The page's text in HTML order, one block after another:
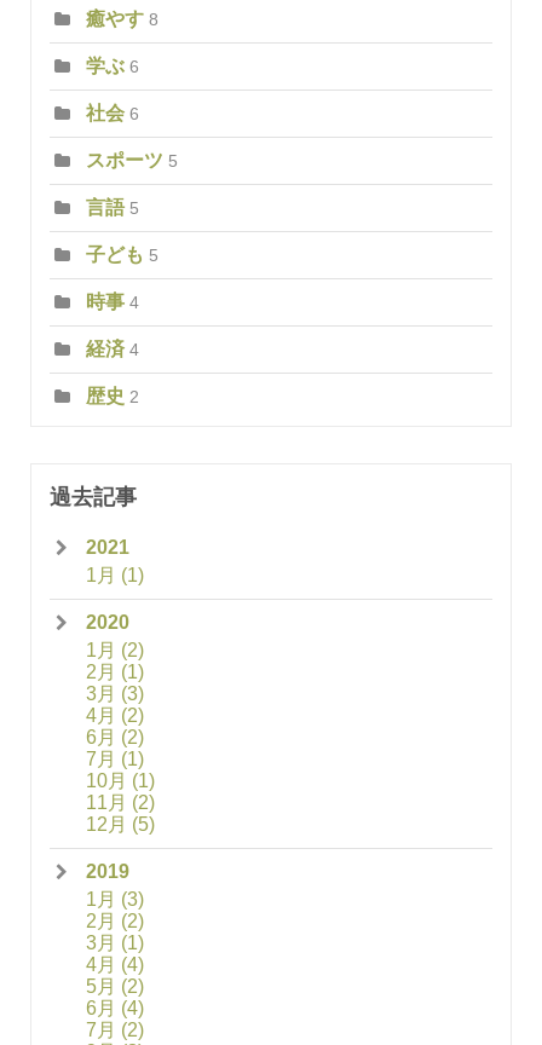
癒やす 8
学ぶ 6
社会 6
スポーツ 5
言語 5
子ども 5
時事 4
経済 4
歴史 2
過去記事
2021
1月 (1)
2020
1月 (2)
2月 (1)
3月 (3)
4月 (2)
6月 (2)
7月 (1)
10月 (1)
11月 (2)
12月 (5)
2019
1月 (3)
2月 (2)
3月 (1)
4月 (4)
5月 (2)
6月 (4)
7月 (2)